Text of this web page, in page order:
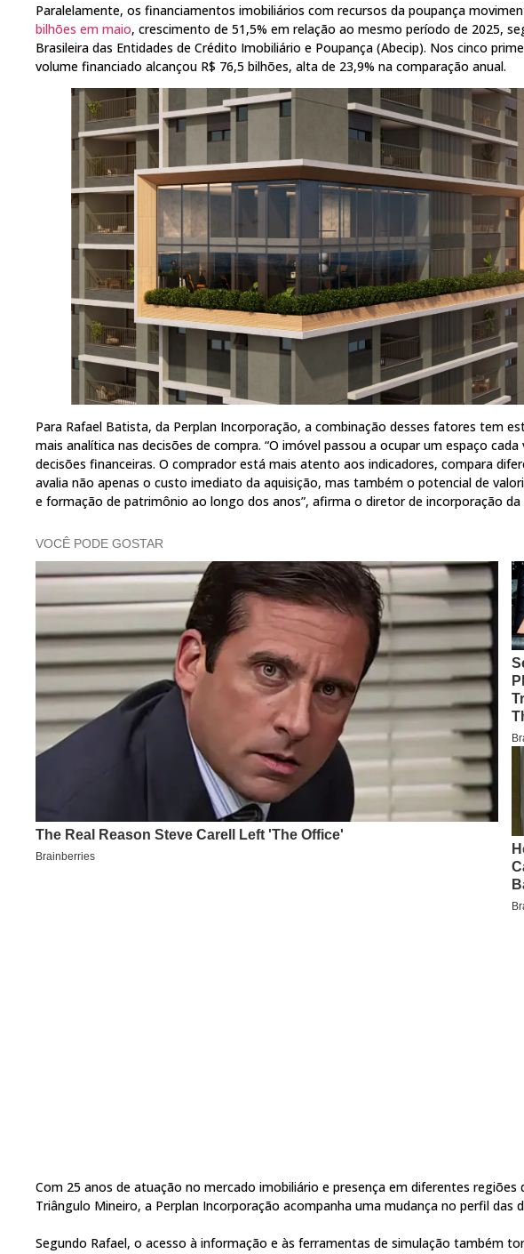
Paralelamente, os financiamentos imobiliários com recursos da poupança
bilhões em maio, crescimento de 51,5% em relação ao mesmo período de 2025,
Brasileira das Entidades de Crédito Imobiliário e Poupança (Abecip). Nos cinco
volume financiado alcançou R$ 76,5 bilhões, alta de 23,9% na comparação anual.
Para Rafael Batista, da Perplan Incorporação, a combinação desses fatores tem
mais analítica nas decisões de compra. “O imóvel passou a ocupar um espaço
decisões financeiras. O comprador está mais atento aos indicadores, compara
avalia não apenas o custo imediato da aquisição, mas também o potencial de
e formação de patrimônio ao longo dos anos”, afirma o diretor de incorporação da
Com 25 anos de atuação no mercado imobiliário e presença em diferentes regiões
Triângulo Mineiro, a Perplan Incorporação acompanha uma mudança no perfil das
Segundo Rafael, o acesso à informação e às ferramentas de simulação também